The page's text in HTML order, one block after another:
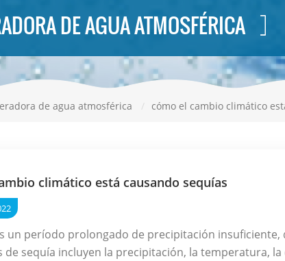
DE AGUA ATMOSFÉRICA
de agua atmosférica / cómo el cambio climático
climático está causando sequías
un período prolongado de precipitación insuficiente,
de sequía incluyen la precipitación, la temperatura,